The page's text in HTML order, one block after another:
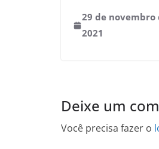
29 de novembro
2021
Deixe um
Você precisa fazer o